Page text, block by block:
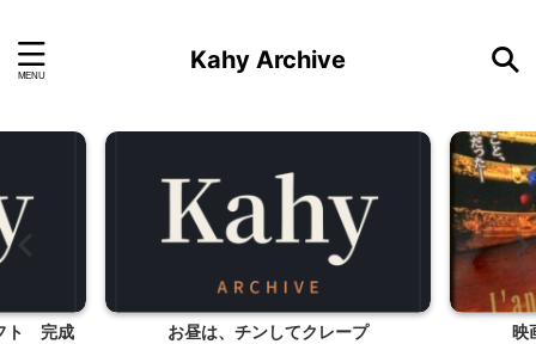
Kahy Archive
ト 完成 お昼は、チンしてクレープ 映